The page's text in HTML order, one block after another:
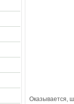
Оказывается,